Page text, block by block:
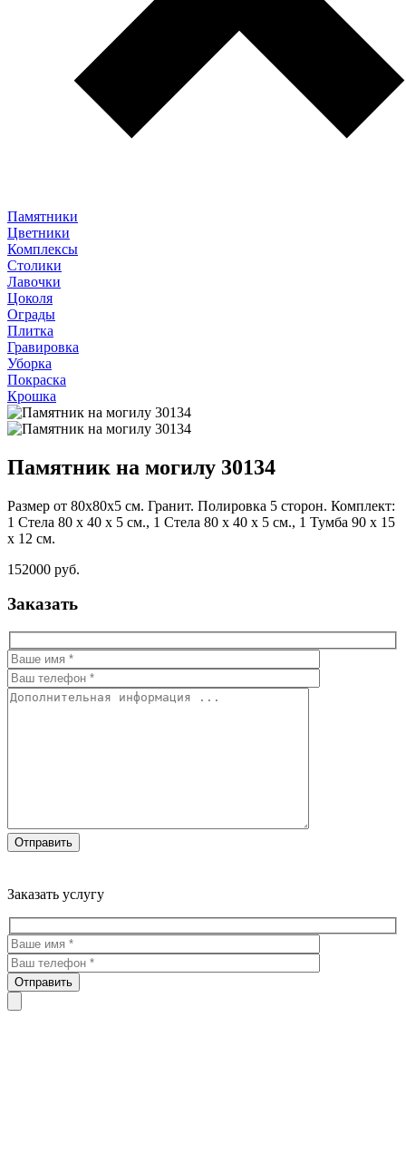
Памятники
Цветники
Комплексы
Столики
Лавочки
Цоколя
Ограды
Плитка
Гравировка
Уборка
Покраска
Крошка
Памятник на могилу 30134
Размер от 80х80х5 см. Гранит. Полировка 5 сторон. Комплект:
1 Стела 80 x 40 x 5 см., 1 Стела 80 х 40 х 5 см., 1 Тумба 90 x 15
x 12 см.
152000 руб.
Заказать
Заказать услугу